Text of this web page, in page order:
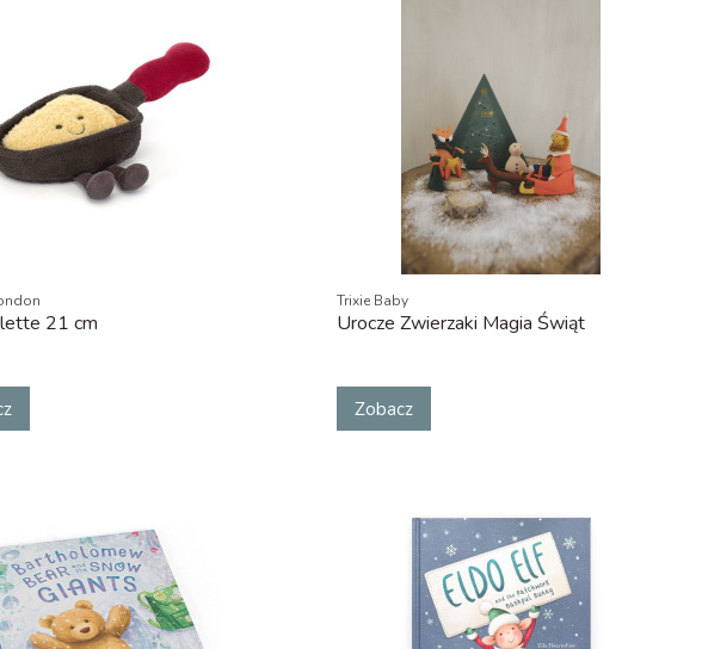
21 cm
Trixie Baby
Urocze Zwierzaki Magia Świąt
Zobacz